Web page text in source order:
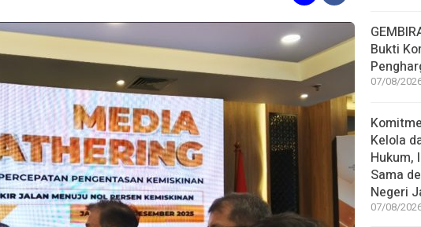
Bukti
07/08/
Kelola
Hukum,
Sama
Negeri
07/08/